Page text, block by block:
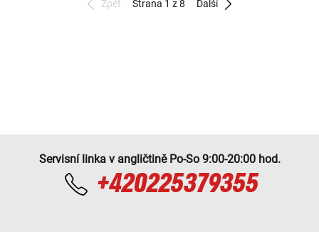
Zpět Strana 1 z 8 Další
Servisní linka v angličtině Po-So 9:00-20:00 hod.
+420225379355